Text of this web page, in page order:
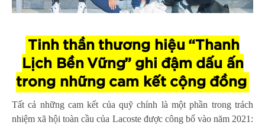
Tinh thần thương hiệu “Thanh
Lịch Bền Vững” ghi đậm dấu ấn
trong những cam kết cộng đồng
Tất cả những cam kết của quỹ chính là một phần trong trách
nhiệm xã hội toàn cầu của Lacoste được công bố vào năm 2021: